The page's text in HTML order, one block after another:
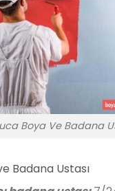
Boya Ve Badana
Badana Ustası